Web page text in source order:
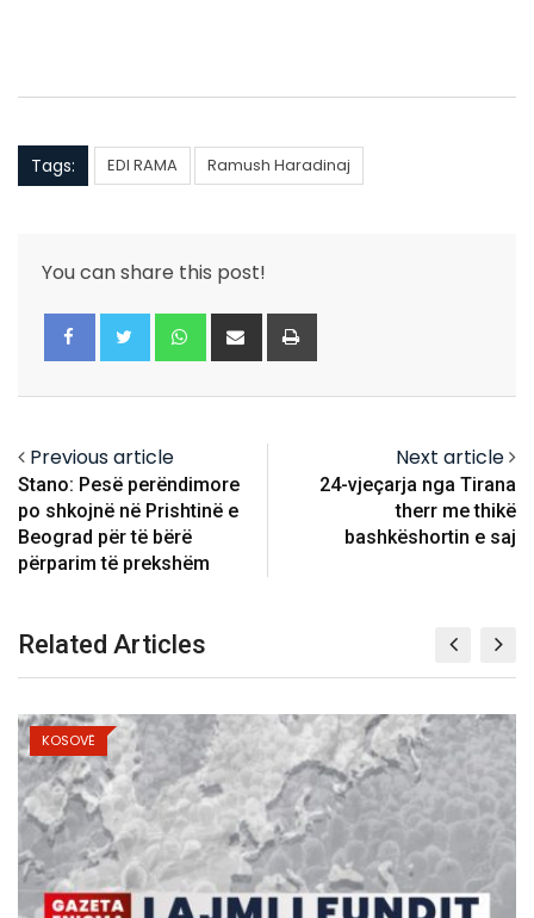
Tags: EDI RAMA Ramush Haradinaj
You can share this post!
Whatsapp
Share
via
Previous article
Stano: Pesë perëndimore
po shkojnë në Prishtinë e
Beograd për të bërë
përparim të prekshëm
Next article
24-vjeçarja nga Tirana
therr me thikë
bashkëshortin e saj
Related Articles
KOSOVË